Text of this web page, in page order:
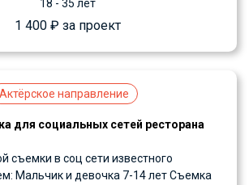
18 - 35 лет
1 400 ₽ за проект
Актёрское направление
для социальных сетей ресторана
съемки в соц сети известного
Мальчик и девочка 7-14 лет Съемка